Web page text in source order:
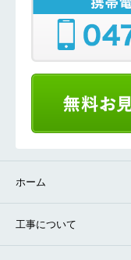
ホーム
工事について